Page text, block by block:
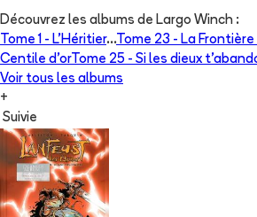
Découvrez les albums de Largo Winch :
Tome 1 - L'Héritier...Tome 23 - La
Centile d'orTome 25 - Si les dieux
Voir tous les albums
+
Suivie